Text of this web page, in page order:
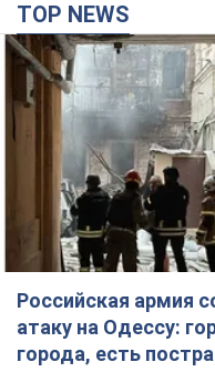
TOP NEWS
Российская армия
атаку на Одессу:
города, есть